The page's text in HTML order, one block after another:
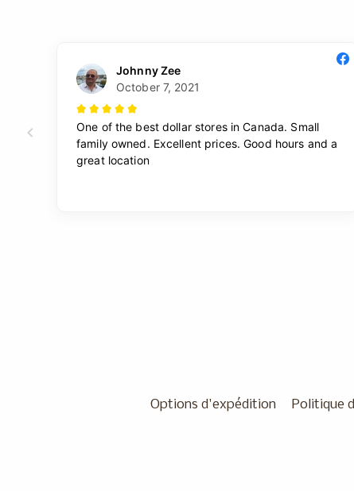
Options d'expédition Politique